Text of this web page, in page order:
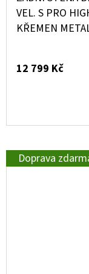
VEL. S PRO
KŘEMEN
12 799 Kč
Doprava